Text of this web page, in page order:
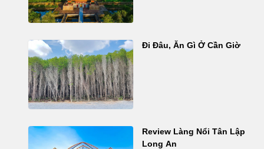
Đi Đâu, Ăn Gì Ở Cần Giờ
Review Làng Nổi Tân Lập
Long An